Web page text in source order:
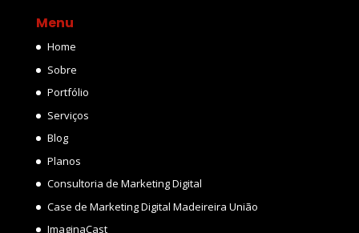
Menu
Home
Sobre
Portfólio
Serviços
Blog
Planos
Consultoria de Marketing Digital
Case de Marketing Digital Madeireira União
ImaginaCast